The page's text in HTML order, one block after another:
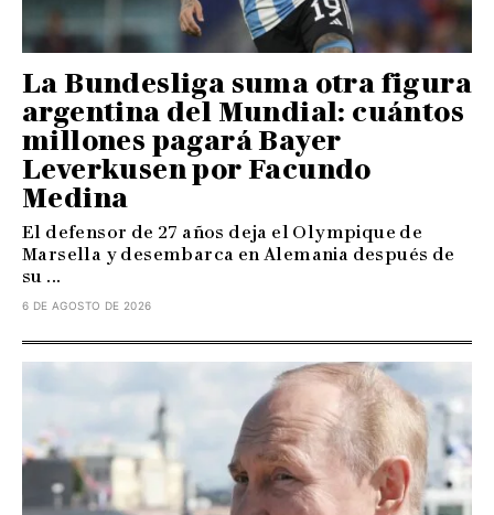
La Bundesliga suma otra figura
argentina del Mundial: cuántos
millones pagará Bayer
Leverkusen por Facundo
Medina
El defensor de 27 años deja el Olympique de
Marsella y desembarca en Alemania después de
su ...
6 DE AGOSTO DE 2026